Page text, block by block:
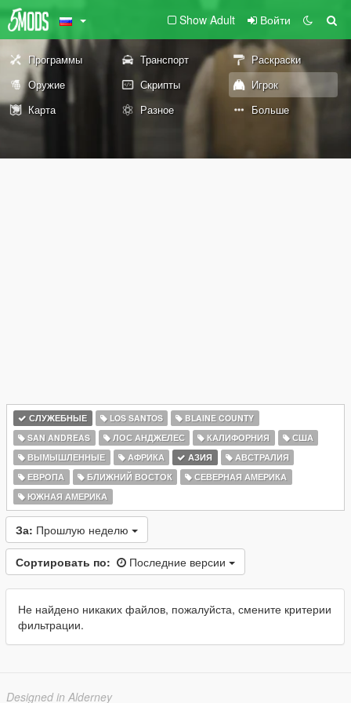
Show Adult Войти
Программы Транспорт
Раскраски
Оружие
Скрипты
Игрок
Карта
Разное Больше
СЛУЖЕБНЫЕ LOS SANTOS
BLAINE COUNTY
SAN ANDREAS
ЛОС АНДЖЕЛЕС КАЛИФОРНИЯ
США
ВЫМЫШЛЕННЫЕ
АФРИКА АЗИЯ
АВСТРАЛИЯ
ЕВРОПА
БЛИЖНИЙ ВОСТОК
СЕВЕРНАЯ АМЕРИКА
ЮЖНАЯ АМЕРИКА
За: Прошлую неделю
Сортировать по: Последние версии
Не найдено никаких файлов, пожалуйста, смените критерии
фильтрации.
Designed in Alderney